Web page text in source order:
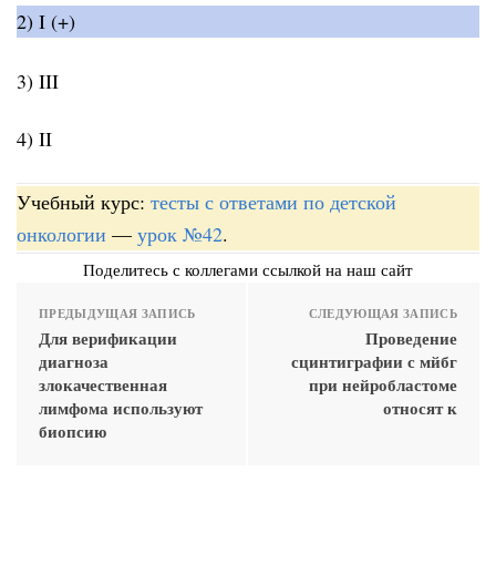
2) I (+)
3) III
4) II
Учебный курс: тесты с ответами по детской
онкологии — урок №42.
Поделитесь с коллегами ссылкой на наш сайт
ПРЕДЫДУЩАЯ ЗАПИСЬ
Для верификации
диагноза
злокачественная
лимфома используют
биопсию
СЛЕДУЮЩАЯ ЗАПИСЬ
Проведение
сцинтиграфии с мйбг
при нейробластоме
относят к